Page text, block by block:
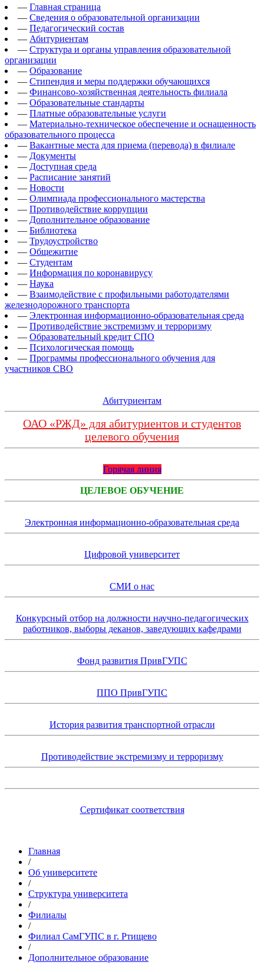
— Главная страница
— Сведения о образовательной организации
— Педагогический состав
— Абитуриентам
— Структура и органы управления образовательной
организации
— Образование
— Стипендия и меры поддержки обучающихся
— Финансово-хозяйственная деятельность филиала
— Образовательные стандарты
— Платные образовательные услуги
— Материально-техническое обеспечение и оснащенность
образовательного процесса
— Вакантные места для приема (перевода) в филиале
— Документы
— Доступная среда
— Расписание занятий
— Новости
— Олимпиада профессионального мастерства
— Противодействие коррупции
— Дополнительное образование
— Библиотека
— Трудоустройство
— Общежитие
— Студентам
— Информация по коронавирусу
— Наука
— Взаимодействие с профильными работодателями
железнодорожного транспорта
— Электронная информационно-образовательная среда
— Противодействие экстремизму и терроризму
— Образовательный кредит СПО
— Психологическая помощь
— Программы профессионального обучения для
участников СВО
Абитуриентам
ОАО «РЖД» для абитуриентов и студентов
целевого обучения
Горячая линия
ЦЕЛЕВОЕ ОБУЧЕНИЕ
Электронная информационно-образовательная среда
Цифровой университет
СМИ о нас
Конкурсный отбор на должности научно-педагогических
работников, выборы деканов, заведующих кафедрами
Фонд развития ПривГУПС
ППО ПривГУПС
История развития транспортной отрасли
Противодействие экстремизму и терроризму
Сертификат соответствия
Главная
/
Об университете
/
Структура университета
/
Филиалы
/
Филиал СамГУПС в г. Ртищево
/
Дополнительное образование